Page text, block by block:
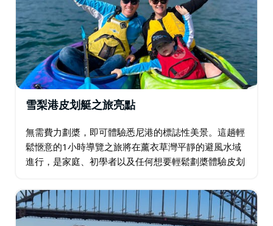
雪梨港皮划艇之旅亮點
無需費力劃槳，即可體驗悉尼港的標誌性美景。這趟輕
鬆愜意的1小時導覽之旅將在薰衣草灣平靜的避風水域
進行，是家庭、初學者以及任何想要輕鬆劃槳體驗皮划
景，拍攝令人驚豔的照片，無需應對擁擠的渡輪或開闊
水域…